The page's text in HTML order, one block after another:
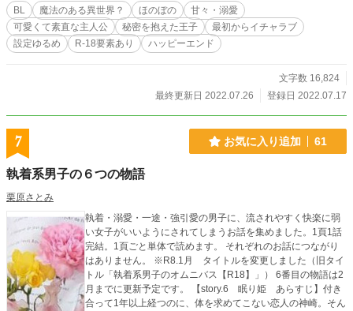
BL 魔法のある異世界？ ほのぼの
甘々・溺愛
可愛くて素直な主人公
秘密を抱えた王子
最初からイチャラブ
設定ゆるめ
R-18要素あり ハッピーエンド
文字数 16,824
最終更新日 2022.07.26
登録日 2022.07.17
7 お気に入り追加 61
執着系男子の６つの物語
栗原さとみ
執着・溺愛・一途・強引愛の男子に、流されやすく快楽に弱
い女子がいいようにされてしまうお話を集めました。1頁1話
完結。1頁ごと単体で読めます。 それぞれのお話につながり
はありません。 ※R8.1月 タイトルを変更しました（旧タイ
トル「執着系男子のオムニバス【R18】」） 6番目の物語は2
月までに更新予定です。 【story.6 眠り姫 あらすじ】付き
合って1年以上経つのに、体を求めてこない恋人の神崎。そん